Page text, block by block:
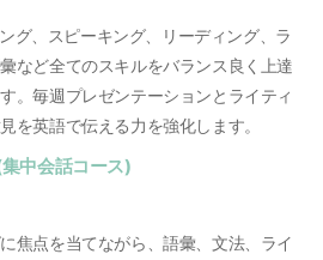
グ、スピーキング、リーディング、ラ
など全てのスキルをバランス良く上達
。毎週プレゼンテーションとライティ
を英語で伝える力を強化します。
中会話コース)
焦点を当てながら、語彙、文法、ライ